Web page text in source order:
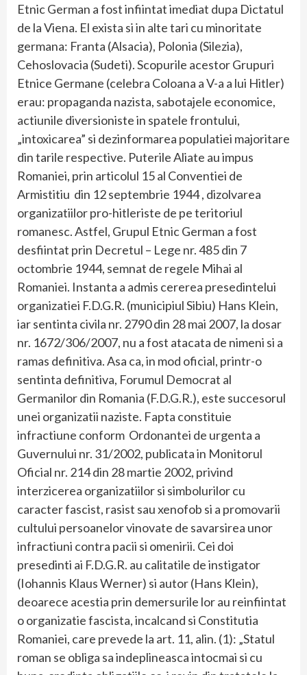
Etnic German a fost infiintat imediat dupa Dictatul
de la Viena. El exista si in alte tari cu minoritate
germana: Franta (Alsacia), Polonia (Silezia),
Cehoslovacia (Sudeti). Scopurile acestor Grupuri
Etnice Germane (celebra Coloana a V-a a lui Hitler)
erau: propaganda nazista, sabotajele economice,
actiunile diversioniste in spatele frontului,
„intoxicarea” si dezinformarea populatiei majoritare
din tarile respective. Puterile Aliate au impus
Romaniei, prin articolul 15 al Conventiei de
Armistitiu din 12 septembrie 1944 , dizolvarea
organizatiilor pro-hitleriste de pe teritoriul
romanesc. Astfel, Grupul Etnic German a fost
desfiintat prin Decretul – Lege nr. 485 din 7
octombrie 1944, semnat de regele Mihai al
Romaniei. Instanta a admis cererea presedintelui
organizatiei F.D.G.R. (municipiul Sibiu) Hans Klein,
iar sentinta civila nr. 2790 din 28 mai 2007, la dosar
nr. 1672/306/2007, nu a fost atacata de nimeni si a
ramas definitiva. Asa ca, in mod oficial, printr-o
sentinta definitiva, Forumul Democrat al
Germanilor din Romania (F.D.G.R.), este succesorul
unei organizatii naziste. Fapta constituie
infractiune conform Ordonantei de urgenta a
Guvernului nr. 31/2002, publicata in Monitorul
Oficial nr. 214 din 28 martie 2002, privind
interzicerea organizatiilor si simbolurilor cu
caracter fascist, rasist sau xenofob si a promovarii
cultului persoanelor vinovate de savarsirea unor
infractiuni contra pacii si omenirii. Cei doi
presedinti ai F.D.G.R. au calitatile de instigator
(Iohannis Klaus Werner) si autor (Hans Klein),
deoarece acestia prin demersurile lor au reinfiintat
o organizatie fascista, incalcand si Constitutia
Romaniei, care prevede la art. 11, alin. (1): „Statul
roman se obliga sa indeplineasca intocmai si cu